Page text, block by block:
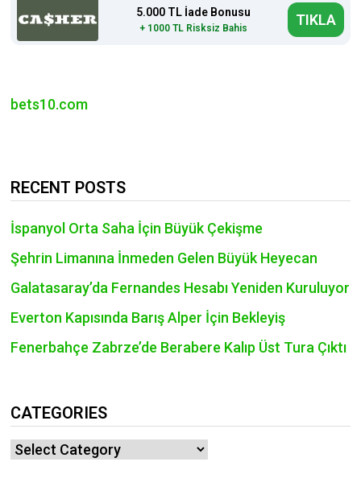
5.000 TL İade Bonusu
+ 1000 TL Risksiz Bahis TIKLA
bets10.com
RECENT POSTS
İspanyol Orta Saha İçin Büyük Çekişme
Şehrin Limanına İnmeden Gelen Büyük Heyecan
Galatasaray’da Fernandes Hesabı Yeniden Kuruluyor
Everton Kapısında Barış Alper İçin Bekleyiş
Fenerbahçe Zabrze’de Berabere Kalıp Üst Tura Çıktı
CATEGORIES
Categories